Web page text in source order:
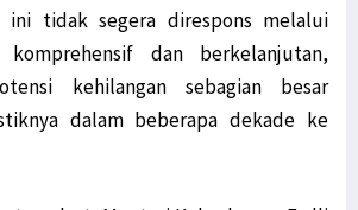
ini tidak segera direspons melalui
komprehensif dan berkelanjutan,
kehilangan sebagian besar
dalam beberapa dekade ke